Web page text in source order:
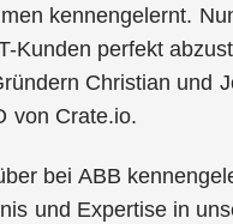
kennengelernt.
Kunden perfekt
Christian und
von Crate.io.
bei ABB
und Expertise in